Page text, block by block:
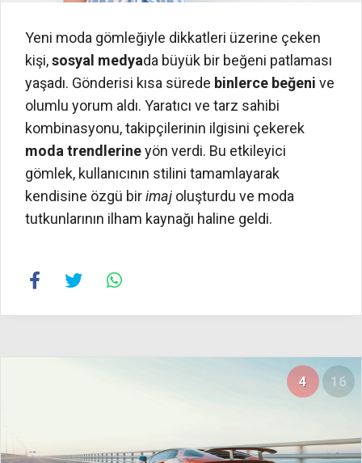
Yeni moda gömleğiyle dikkatleri üzerine çeken
kişi,sosyal medyada büyük bir beğeni patlaması
yaşadı. Gönderisi kısa sürede binlerce beğeni ve
olumlu yorum aldı. Yaratıcı ve tarz sahibi
kombinasyonu, takipçilerinin ilgisini çekerek
moda trendlerineyön verdi. Bu etkileyici
gömlek, kullanıcının stilini tamamlayarak
kendisine özgü birimaj oluşturdu ve moda
tutkunlarının ilham kaynağı haline geldi.
4 16